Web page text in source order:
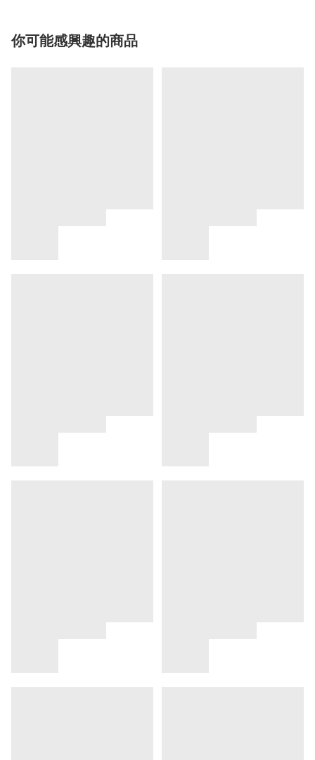
你可能感興趣的商品